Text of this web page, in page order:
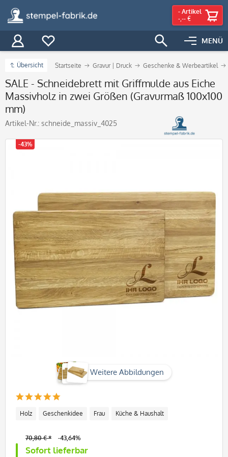
MENÜ
- Artikel
-,-- €
Übersicht Startseite Gravur | Druck Geschenke & Werbeartikel
SALE - Schneidebrett mit Griffmulde aus Eiche
Massivholz in zwei Größen (Gravurmaß 100x100
mm)
Artikel-Nr.: schneide_massiv_4025
Weitere Abbildungen
-43%
Holz Geschenkidee Frau Küche & Haushalt
Sofort lieferbar
70,80 € * -43,64%